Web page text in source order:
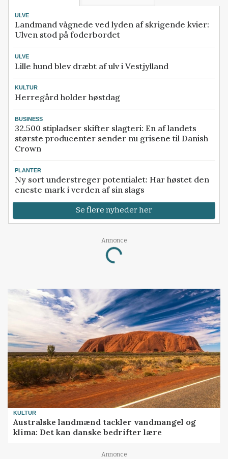
ULVE
Landmand vågnede ved lyden af skrigende kvier:
Ulven stod på foderbordet
ULVE
Lille hund blev dræbt af ulv i Vestjylland
KULTUR
Herregård holder høstdag
BUSINESS
32.500 stipladser skifter slagteri: En af landets
største producenter sender nu grisene til Danish
Crown
PLANTER
Ny sort understreger potentialet: Har høstet den
eneste mark i verden af sin slags
Se flere nyheder her
Annonce
Loading...
KULTUR
Australske landmænd tackler vandmangel og
klima: Det kan danske bedrifter lære
Annonce